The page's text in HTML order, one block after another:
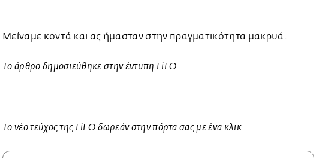
Μείναμε κοντά και ας ήμασταν στην πραγματικότητα μακρυά.
Το άρθρο δημοσιεύθηκε στην έντυπη LiFO.
Το νέο τεύχος της LiFO δωρεάν στην πόρτα σας με ένα κλικ.